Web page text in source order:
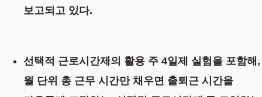
보고되고 있다.
선택적 근로시간제의 활용 주 4일제 실험을 포함해,
월 단위 총 근무 시간만 채우면 출퇴근 시간을